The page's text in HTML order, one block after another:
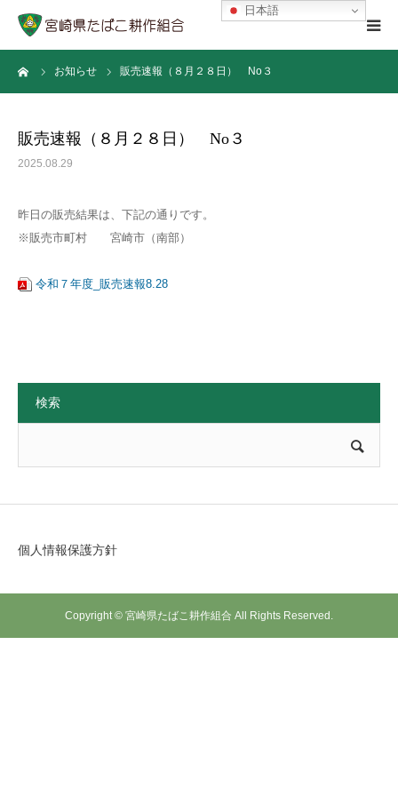
お知らせ 販売速報（８月２８日） No３
販売速報（８月２８日） No３
2025.08.29
昨日の販売結果は、下記の通りです。
※販売市町村 宮崎市（南部）
令和７年度_販売速報8.28
検索
個人情報保護方針
Copyright © 宮崎県たばこ耕作組合 All Rights Reserved.
Home
組合員ページ
日本語